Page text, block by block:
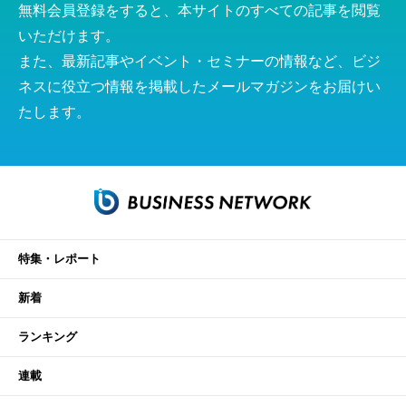
無料会員登録をすると、本サイトのすべての記事を閲覧
いただけます。
また、最新記事やイベント・セミナーの情報など、ビジ
ネスに役立つ情報を掲載したメールマガジンをお届けい
たします。
特集・レポート
新着
ランキング
連載